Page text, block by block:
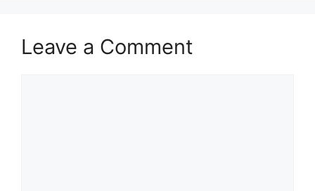
Leave a Comment